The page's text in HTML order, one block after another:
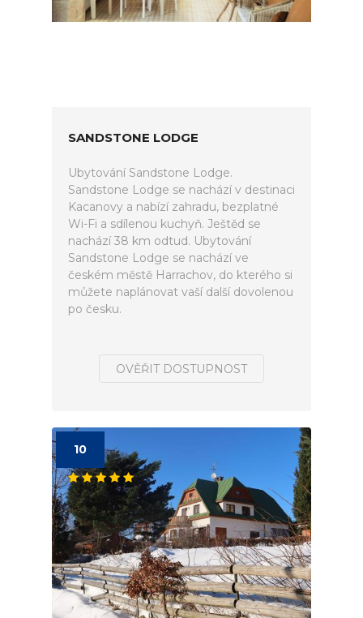
SANDSTONE LODGE
Ubytování Sandstone Lodge.
Sandstone Lodge se nachází v destinaci
Kacanovy a nabízí zahradu, bezplatné
Wi-Fi a sdílenou kuchyň. Ještěd se
nachází 38 km odtud. Ubytování
Sandstone Lodge se nachází ve
českém městě Harrachov, do kterého si
můžete naplánovat vaší další dovolenou
po česku.
OVĚŘIT DOSTUPNOST
10